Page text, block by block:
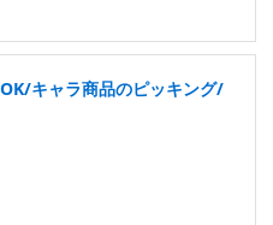
キャラ商品のピッキング/